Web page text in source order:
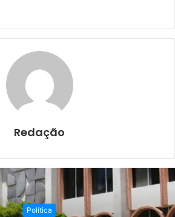
ar
e
Redação
Política